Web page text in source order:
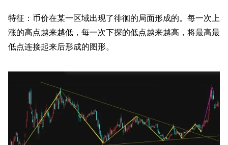
特征：币价在某一区域出现了徘徊的局面形成的。每一次上
涨的高点越来越低，每一次下探的低点越来越高，将最高最
低点连接起来后形成的图形。